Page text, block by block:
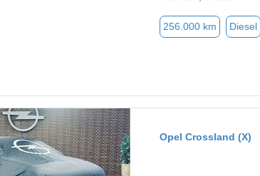
256.000 km Diesel
Opel Crossland (X)